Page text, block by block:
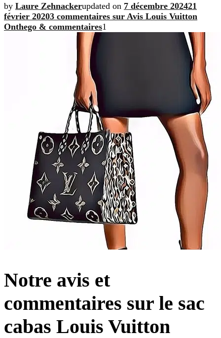
by Laure Zehnackerupdated on 7 décembre 202421
février 20203 commentaires sur Avis Louis Vuitton
Onthego & commentaires1
Notre avis et
commentaires sur le sac
cabas Louis Vuitton